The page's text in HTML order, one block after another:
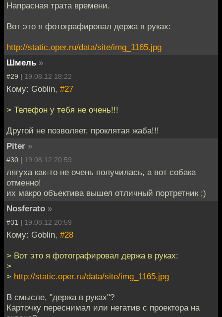
Напрасная трата времени.
Вот это я фотографировал держа в руках:
http://static.oper.ru/data/site/img_1165.jpg
Шмель »
#29 | 19.08.12 18:22
Кому: Goblin, #27
> Телефон у тебя не очень!!!
Другой не позволяет, проклятая жаба!!!
Piter »
#30 | 19.08.12 20:59
лягуха как-то не очень получилась, а вот собака
отменно!
их макро объектива вышел отличный портретник ;)
Nosferato »
#31 | 19.08.12 20:59
Кому: Goblin, #28
> Вот это я фотографировал держа в руках:
>
> http://static.oper.ru/data/site/img_1165.jpg
В смысле, "держа в руках"?
Карточку переснимал или негатив с проектора на